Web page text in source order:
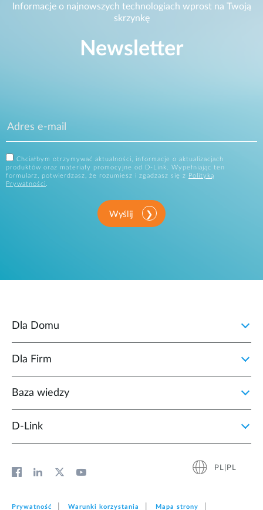
Informacje o najnowszych technologiach wprost na Twoją
skrzynkę
Newsletter
Chciałbym otrzymywać aktualności, informacje o aktualizacjach
produktów oraz materiały promocyjne od D-Link. Wypełniając ten
formularz, potwierdzasz, że rozumiesz i zgadzasz się z
Polityką
Prywatności.
Wyślij
Dla Domu
Dla Firm
Baza wiedzy
D‑Link
PL|PL
Prywatność Warunki korzystania Mapa strony